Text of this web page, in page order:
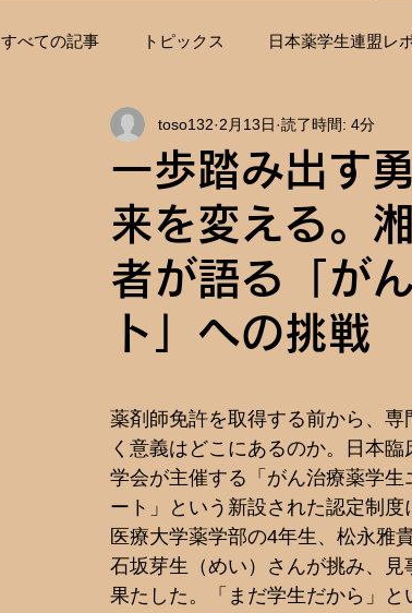
すべての記事 トピックス 日本薬学生連盟レ
インタビュー キャンパス情報 イベント
一歩踏み出す
来を変える。
者が語る「が
ト」への挑戦
toso132 2月13日 読了時間: 4分
薬剤師免許を取得する前から、専
く意義はどこにあるのか。日本臨
学会が主催する「がん治療薬学生
ート」という新設された認定制度
医療大学薬学部の4年生、松永雅
石坂芽生（めい）さんが挑み、見
果たした。「まだ学生だから」と